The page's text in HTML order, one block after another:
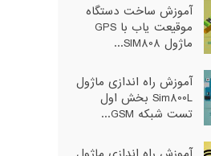
آموزش ساخت دستگاه
موقیعت یاب با GPS
ماژول SIM808...
آموزش راه اندازی ماژول
Sim800L بخش اول
تست شبکه GSM...